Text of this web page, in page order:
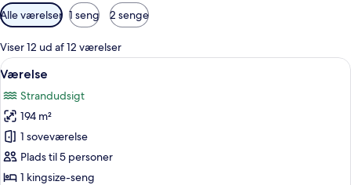
Tilgængelige
filtre
for
værelser
Alle værelser 1 seng 2 senge
Viser 12 ud af 12 værelser
Indlæs
alle
billeder
af
Værelse
Et rummeligt soveværelse med en
5
Værelse
Strandudsigt
194 m²
1 soveværelse
Plads til 5 personer
1 kingsize-seng